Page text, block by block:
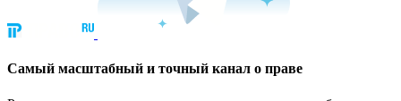
Cамый масштабный и точный канал о праве